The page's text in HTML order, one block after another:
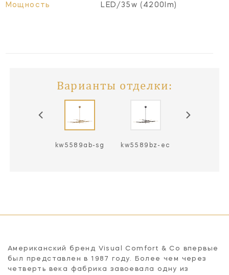
Мощность LED/35w (4200lm)
Варианты отделки:
kw5589ab-sg kw5589bz-ec
Американский бренд Visual Comfort & Co впервые
был представлен в 1987 году. Более чем через
четверть века фабрика завоевала одну из